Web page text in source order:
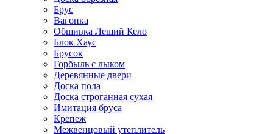
Брус
Вагонка
Обшивка Леший Кело
Блок Хаус
Брусок
Горбыль с лыком
Деревянные двери
Доска пола
Доска строганная сухая
Имитация бруса
Крепеж
Межвенцовый утеплитель